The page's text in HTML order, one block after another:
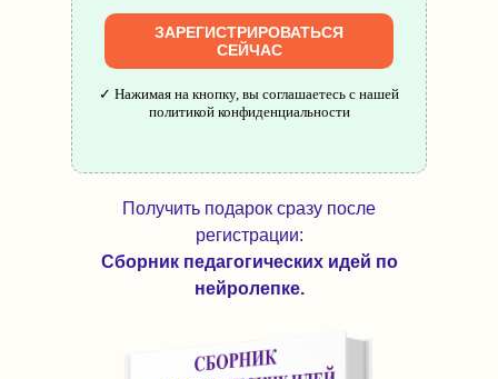
ЗАРЕГИСТРИРОВАТЬСЯ
СЕЙЧАС
✓ Нажимая на кнопку, вы соглашаетесь с нашей
политикой конфиденциальности
Получить подарок сразу после
регистрации:
Сборник педагогических идей по
нейролепке.